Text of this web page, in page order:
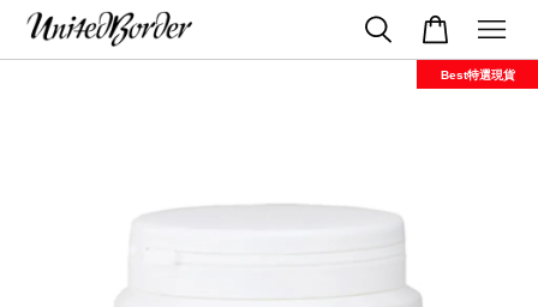
Best特選現貨